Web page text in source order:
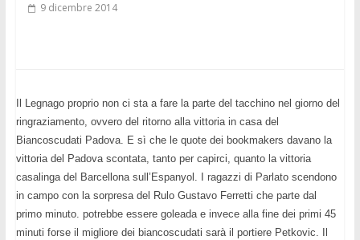
9 dicembre 2014
Il Legnago proprio non ci sta a fare la parte del tacchino nel giorno del
ringraziamento, ovvero del ritorno alla vittoria in casa del
Biancoscudati Padova. E sì che le quote dei bookmakers davano la
vittoria del Padova scontata, tanto per capirci, quanto la vittoria
casalinga del Barcellona sull’Espanyol. I ragazzi di Parlato scendono
in campo con la sorpresa del Rulo Gustavo Ferretti che parte dal
primo minuto. potrebbe essere goleada e invece alla fine dei primi 45
minuti forse il migliore dei biancoscudati sarà il portiere Petkovic. Il